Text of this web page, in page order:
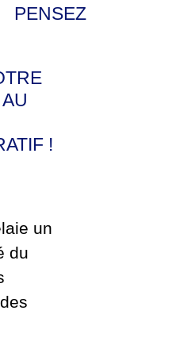
PENSEZ
!
un
du